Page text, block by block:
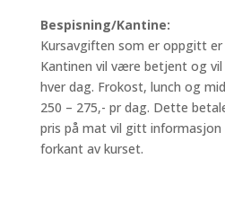
Bespisning/Kantine:
Kursavgiften som er oppgitt er
Kantinen vil være betjent og
hver dag. Frokost, lunch og
250 – 275,- pr dag. Dette
pris på mat vil gitt informasjon
forkant av kurset.